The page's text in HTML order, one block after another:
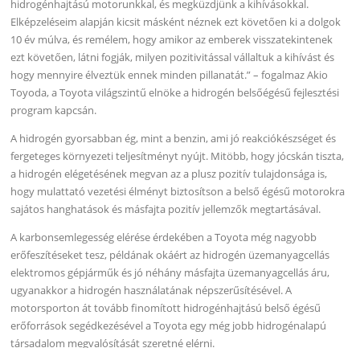
hidrogénhajtású motorunkkal, és megküzdjünk a kihívásokkal.
Elképzeléseim alapján kicsit másként néznek ezt követően ki a dolgok
10 év múlva, és remélem, hogy amikor az emberek visszatekintenek
ezt követően, látni fogják, milyen pozitivitással vállaltuk a kihívást és
hogy mennyire élveztük ennek minden pillanatát.” – fogalmaz Akio
Toyoda, a Toyota világszintű elnöke a hidrogén belsőégésű fejlesztési
program kapcsán.
A hidrogén gyorsabban ég, mint a benzin, ami jó reakciókészséget és
fergeteges környezeti teljesítményt nyújt. Mitöbb, hogy jócskán tiszta,
a hidrogén elégetésének megvan az a plusz pozitív tulajdonsága is,
hogy mulattató vezetési élményt biztosítson a belső égésű motorokra
sajátos hanghatások és másfajta pozitív jellemzők megtartásával.
A karbonsemlegesség elérése érdekében a Toyota még nagyobb
erőfeszítéseket tesz, példának okáért az hidrogén üzemanyagcellás
elektromos gépjárműk és jó néhány másfajta üzemanyagcellás áru,
ugyanakkor a hidrogén használatának népszerűsítésével. A
motorsporton át tovább finomított hidrogénhajtású belső égésű
erőforrások segédkezésével a Toyota egy még jobb hidrogénalapú
társadalom megvalósítását szeretné elérni.